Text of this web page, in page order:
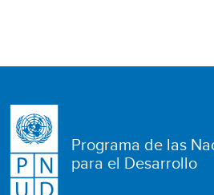
Programa de las
para el Desarrollo